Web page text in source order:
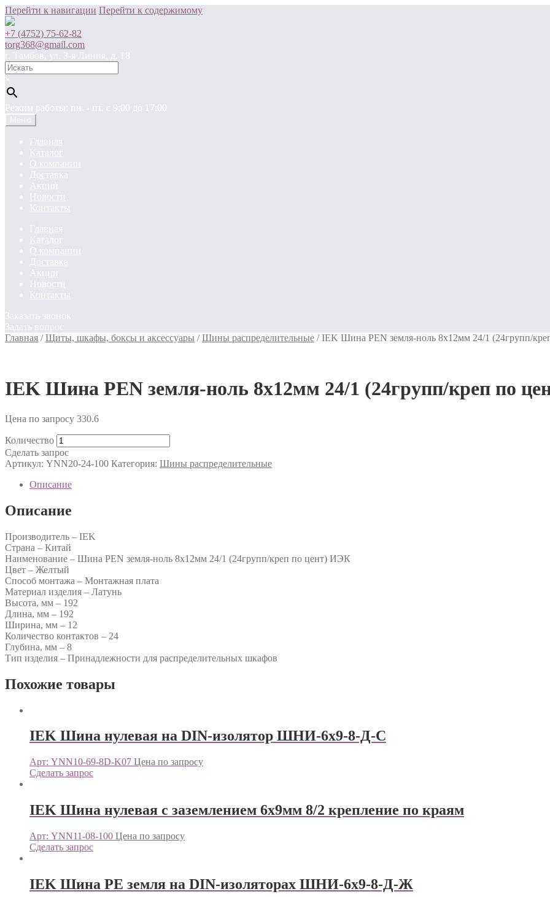
Перейти к навигации Перейти к содержимому
+7 (4752) 75-62-82
torg368@gmail.com
г. Тамбов, ул. 3-я Линия, д. 18
×
Режим работы: пн. - пт. c 9:00 до 17:00
Меню
Главная
Каталог
О компании
Доставка
Акции
Новости
Контакты
Главная
Каталог
О компании
Доставка
Акции
Новости
Контакты
Заказать звонок
Задать вопрос
Главная /Щиты, шкафы, боксы и аксессуары /Шины распределительные /IEK Шина PEN земля-ноль 8х12мм 24/1 (24групп/
IEK Шина PEN земля-ноль 8х12мм 24/1 (24групп/креп по
Цена по запросу 330.6
Количество
Сделать запрос
Артикул: YNN20-24-100 Категория: Шины распределительные
Описание
Описание
Производитель – IEK
Страна – Китай
Наименование – Шина PEN земля-ноль 8х12мм 24/1 (24групп/креп по цент) ИЭК
Цвет – Желтый
Способ монтажа – Монтажная плата
Материал изделия – Латунь
Высота, мм – 192
Длина, мм – 192
Ширина, мм – 12
Количество контактов – 24
Глубина, мм – 8
Тип изделия – Принадлежности для распределительных шкафов
Похожие товары
IEK Шина нулевая на DIN-изолятор ШНИ-6х9-8-Д-С
Арт: YNN10-69-8D-K07 Цена по запросу
Сделать запрос
IEK Шина нулевая с заземлением 6х9мм 8/2 крепление по краям
Арт: YNN11-08-100 Цена по запросу
Сделать запрос
IEK Шина PE земля на DIN-изоляторах ШНИ-6х9-8-Д-Ж